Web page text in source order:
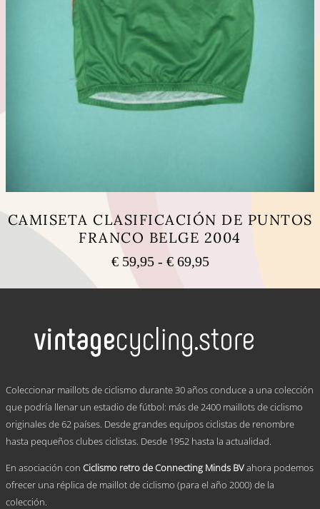
CAMISETA CLASIFICACIÓN DE PUNTOS
FRANCO BELGE 2004
€59,95 - €69,95Rango
precios:
€ 59,95
hasta
variantes.
opciones
pueden
en
la
página
producto
Coleccionar maillots de ciclismo durante 30 años conduce a una colección
que podría llenar un estadio de fútbol: más de 2400 maillots de ciclismo
originales de 62 países. Desde grandes equipos ciclistas de renombre
hasta pequeños clubes ciclistas. Desde 1952 hasta la actualidad.
En asociación con Ciclismo retro de Connecting Minds BVahora podemos
ofrecer una réplica de maillot de ciclismo (para el año 2000) de la
colección.